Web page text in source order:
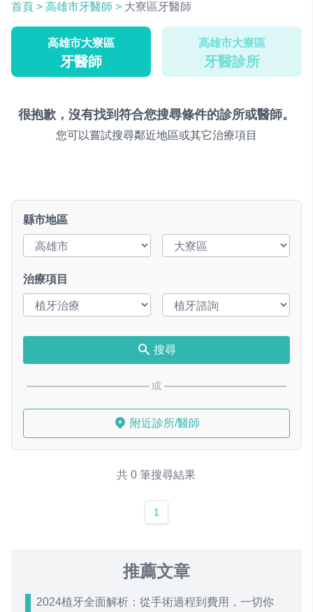
首頁 > 高雄市牙醫師 > 大寮區牙醫師
高雄市大寮區
牙醫師
高雄市大寮區
牙醫診所
很抱歉，沒有找到符合您搜尋條件的診所或醫師。
您可以嘗試搜尋鄰近地區或其它治療項目
縣市地區
治療項目
搜尋
或
附近診所/醫師
共 0 筆搜尋結果
1
推薦文章
2024植牙全面解析：從手術過程到費用，一切你